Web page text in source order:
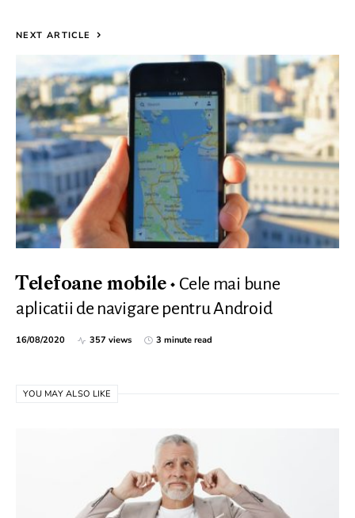
NEXT ARTICLE
Telefoane mobile
Cele mai bune
aplicatii de navigare pentru Android
16/08/2020 357 views 3 minute read
YOU MAY ALSO LIKE